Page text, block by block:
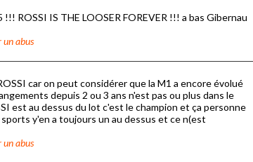
ROSSI IS THE LOOSER FOREVER !!! a bas Gibernau
un abus
car on peut considérer que la M1 a encore évolué
depuis 2 ou 3 ans n'est pas ou plus dans le
est au dessus du lot c'est le champion et ça personne
y'en a toujours un au dessus et ce n(est
un abus